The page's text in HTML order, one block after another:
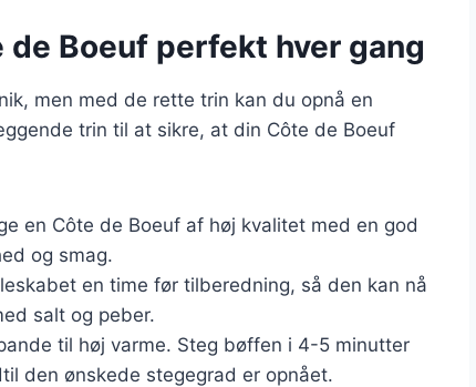
Boeuf perfekt hver gang
men med de rette trin kan du opnå en
trin til at sikre, at din Côte de Boeuf
en Côte de Boeuf af høj kvalitet med en god
og smag.
en time før tilberedning, så den kan nå
salt og peber.
til høj varme. Steg bøffen i 4-5 minutter
den ønskede stegegrad er opnået.